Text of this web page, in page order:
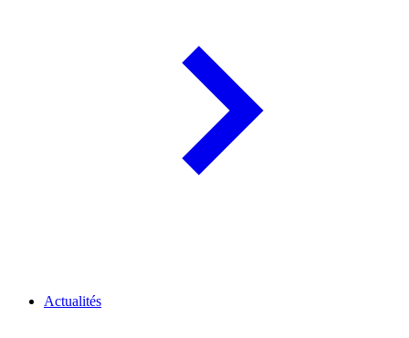
Actualités